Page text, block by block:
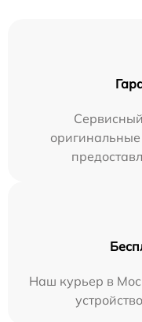
оригинальные
Наш курьер в